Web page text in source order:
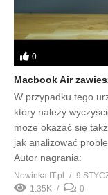
0
Macbook Air
W przypadku tego
który należy
może okazać się
jak analizować
Autor nagrania:
Nowinka IT.pl
9
1.35K
0